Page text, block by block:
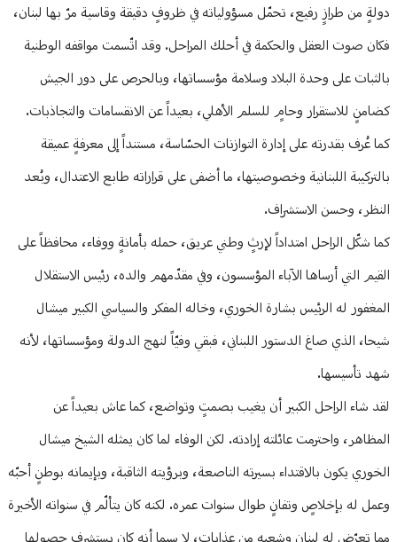
دولةٍ من طرازٍ رفيع، تحمّل مسؤولياته في ظروفٍ دقيقة وقاسية مرّ بها لبنان،
فكان صوت العقل والحكمة في أحلك المراحل. وقد اتّسمت مواقفه الوطنية
بالثبات على وحدة البلاد وسلامة مؤسساتها، وبالحرص على دور الجيش
كضامنٍ للاستقرار وحامٍ للسلم الأهلي، بعيداً عن الانقسامات والتجاذبات.
كما عُرف بقدرته على إدارة التوازنات الحسّاسة، مستنداً إلى معرفةٍ عميقة
بالتركيبة اللبنانية وخصوصيتها، ما أضفى على قراراته طابع الاعتدال، وبُعد
النظر، وحسن الاستشراف.
كما شكّل الراحل امتداداً لإرثٍ وطني عريق، حمله بأمانةٍ ووفاء، محافظاً على
القيم التي أرساها الآباء المؤسسون، وفي مقدّمهم والده، رئيس الاستقلال
المغفور له الرئيس بشارة الخوري، وخاله المفكر والسياسي الكبير ميشال
شيحا، الذي صاغ الدستور اللبناني، فبقي وفيّاً لنهج الدولة ومؤسساتها، لأنه
شهد تأسيسها.
لقد شاء الراحل الكبير أن يغيب بصمتٍ وتواضع، كما عاش بعيداً عن
المظاهر، واحترمت عائلته إرادته. لكن الوفاء لما كان يمثله الشيخ ميشال
الخوري يكون بالاقتداء بسيرته الناصعة، وبرؤيته الثاقبة، وبإيمانه بوطنٍ أحبّه
وعمل له بإخلاصٍ وتفانٍ طوال سنوات عمره. لكنه كان يتألّم في سنواته الأخيرة